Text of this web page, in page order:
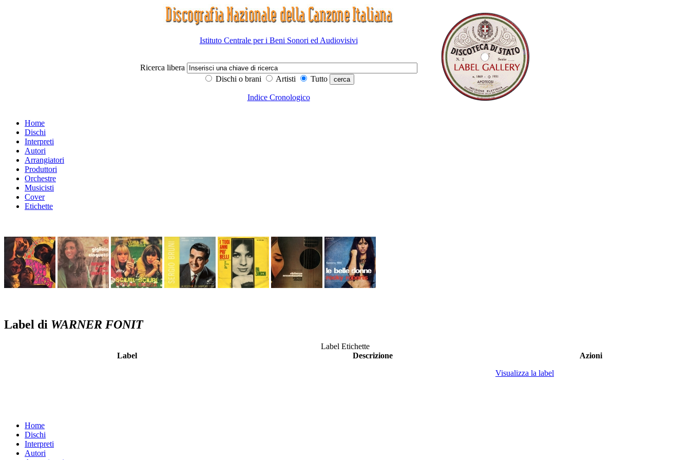
Istituto Centrale per i Beni Sonori ed Audiovisivi
Ricerca libera
Dischi o brani
Artisti Tutto
Indice Cronologico
Home
Dischi
Interpreti
Autori
Arrangiatori
Produttori
Orchestre
Musicisti
Cover
Etichette
Label di WARNER FONIT
Label Etichette
Label
Descrizione
Azioni
Visualizza la label
Home
Dischi
Interpreti
Autori